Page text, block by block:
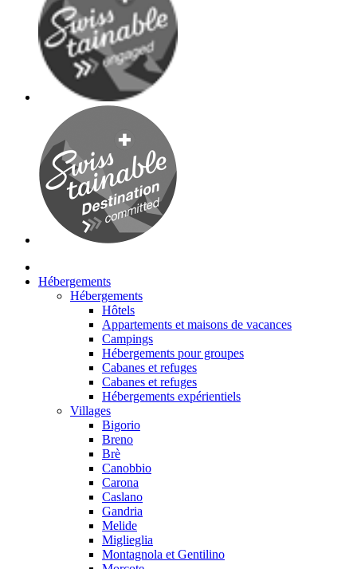
Hébergements
Hébergements
Hôtels
Appartements et maisons de vacances
Campings
Hébergements pour groupes
Cabanes et refuges
Cabanes et refuges
Hébergements expérientiels
Villages
Bigorio
Breno
Brè
Canobbio
Carona
Caslano
Gandria
Melide
Miglieglia
Montagnola et Gentilino